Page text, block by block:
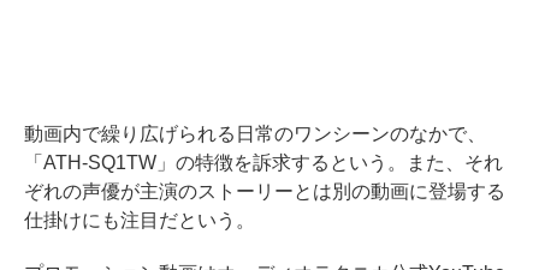
動画内で繰り広げられる日常のワンシーンのなかで、
「ATH-SQ1TW」の特徴を訴求するという。また、それ
ぞれの声優が主演のストーリーとは別の動画に登場する
仕掛けにも注目だという。